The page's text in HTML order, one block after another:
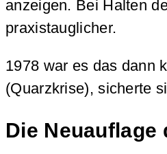
anzeigen. Bei Halten
praxistauglicher.
1978 war es das dann
(Quarzkrise), sicherte
Die Neuauflage